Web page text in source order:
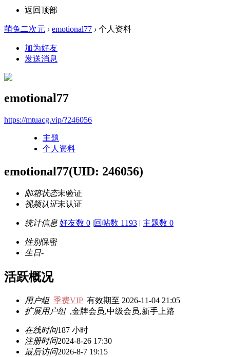
返回顶部
萌兔二次元 › emotional77 › 个人资料
加为好友
发送消息
emotional77
https://mtuacg.vip/?246056
主题
个人资料
emotional77(UID: 246056)
邮箱状态未验证
视频认证未认证
统计信息 好友数 0 |回帖数 1193 | 主题数 0
性别保密
生日-
活跃概况
用户组 季费VIP有效期至 2026-11-04 21:05
扩展用户组 ,金牌会员,中级会员,新手上路
在线时间187 小时
注册时间2024-8-26 17:30
最后访问2026-8-7 19:15